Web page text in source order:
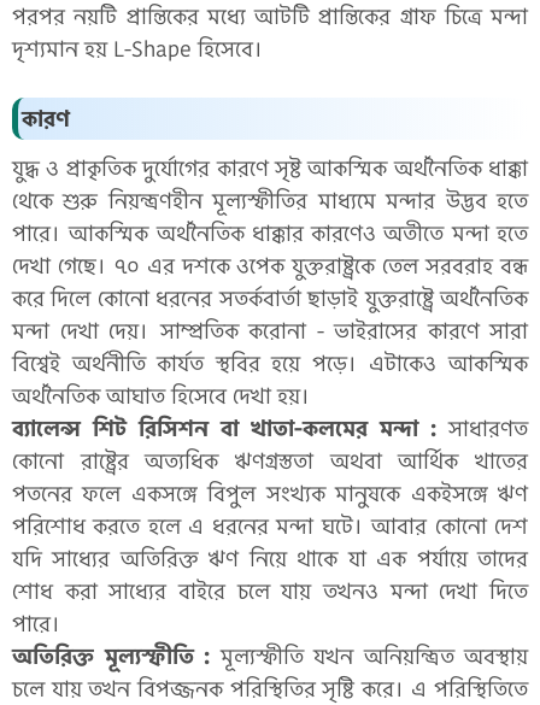
পরপর নয়টি প্রান্তিকের মধ্যে আটটি প্রান্তিকের গ্রাফ চিত্রে মন্দা
দৃশ্যমান হয় L-Shape হিসেবে।
কারণ
যুদ্ধ ও প্রাকৃতিক দুর্যোগের কারণে সৃষ্ট আকস্মিক অর্থনৈতিক ধাক্কা
থেকে শুরু নিয়ন্ত্রণহীন মূল্যস্ফীতির মাধ্যমে মন্দার উদ্ভব হতে
পারে। আকস্মিক অর্থনৈতিক ধাক্কার কারণেও অতীতে মন্দা হতে
দেখা গেছে। ৭০ এর দশকে ওপেক যুক্তরাষ্ট্রকে তেল সরবরাহ বন্ধ
করে দিলে কোনো ধরনের সতর্কবার্তা ছাড়াই যুক্তরাষ্ট্রে অর্থনৈতিক
মন্দা দেখা দেয়। সাম্প্রতিক করোনা - ভাইরাসের কারণে সারা
বিশ্বেই অর্থনীতি কার্যত স্থবির হয়ে পড়ে। এটাকেও আকস্মিক
অর্থনৈতিক আঘাত হিসেবে দেখা হয়।
ব্যালেন্স শিট রিসিশন বা খাতা-কলমের মন্দা : সাধারণত
কোনো রাষ্ট্রের অত্যধিক ঋণগ্রস্ততা অথবা আর্থিক খাতের
পতনের ফলে একসঙ্গে বিপুল সংখ্যক মানুষকে একইসঙ্গে ঋণ
পরিশোধ করতে হলে এ ধরনের মন্দা ঘটে। আবার কোনো দেশ
যদি সাধ্যের অতিরিক্ত ঋণ নিয়ে থাকে যা এক পর্যায়ে তাদের
শোধ করা সাধ্যের বাইরে চলে যায় তখনও মন্দা দেখা দিতে
পারে।
অতিরিক্ত মূল্যস্ফীতি :মূল্যস্ফীতি যখন অনিয়ন্ত্রিত অবস্থায়
চলে যায় তখন বিপজ্জনক পরিস্থিতির সৃষ্টি করে। এ পরিস্থিতিতে